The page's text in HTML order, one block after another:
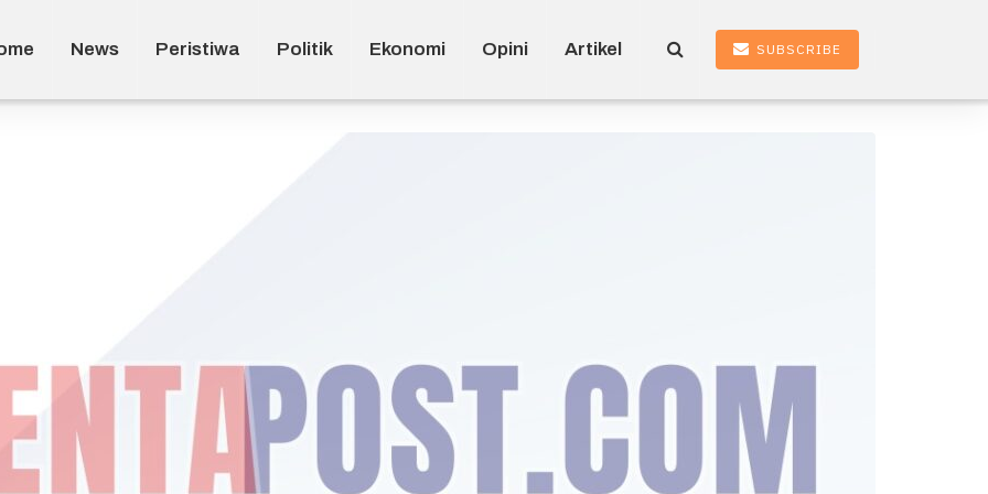
News Peristiwa Politik Ekonomi Opini Artikel SUBSCRIBE